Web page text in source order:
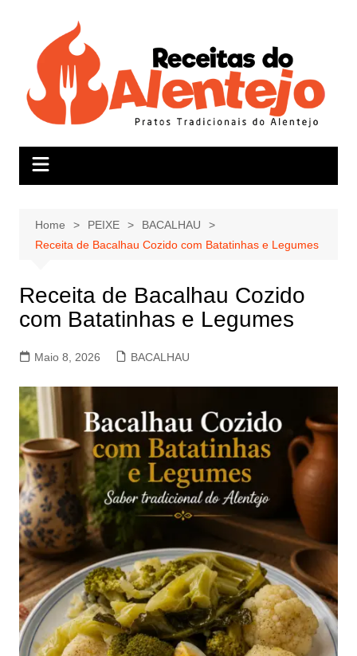
Home PEIXE
BACALHAU
Receita de Bacalhau Cozido com Batatinhas e Legumes
Receita de Bacalhau Cozido
com Batatinhas e Legumes
Maio 8, 2026 BACALHAU